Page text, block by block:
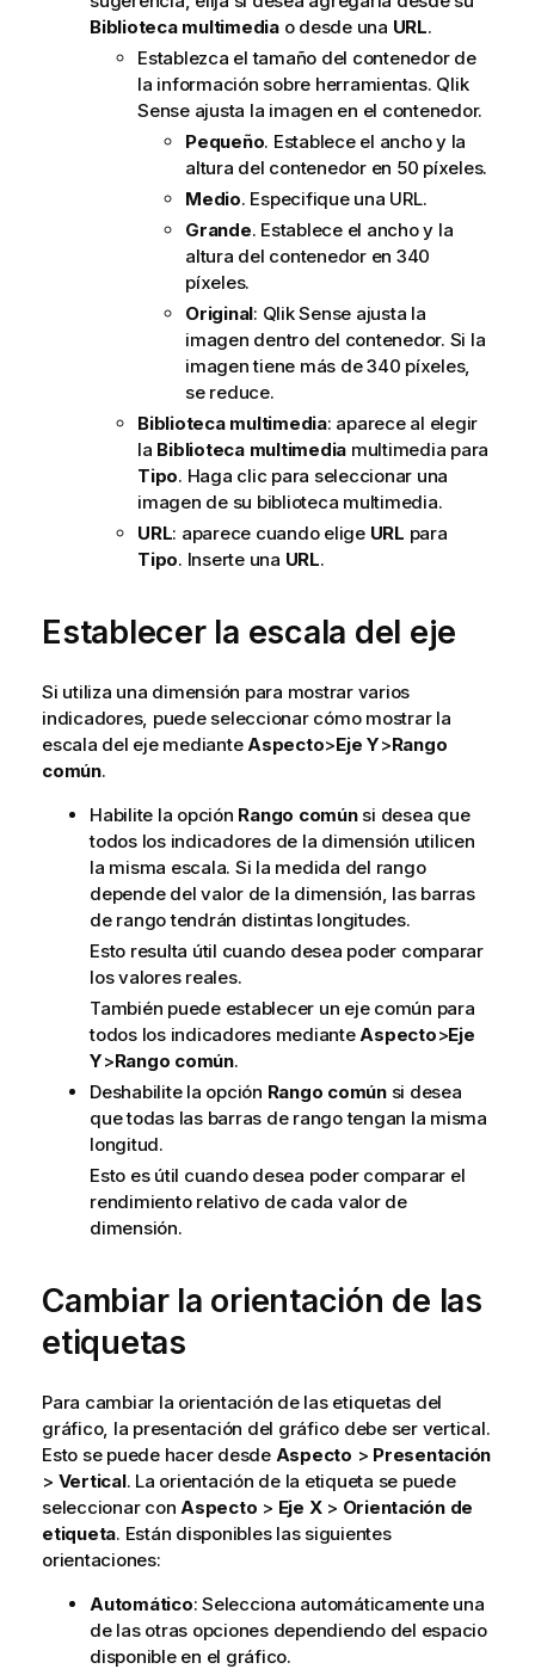
u
g
e
r
e
n
i
a
Biblioteca multimediao desde una URL.
Establezca el tamaño del contenedor de
la información sobre herramientas. Qlik
Senseajusta la imagen en el contenedor.
Pequeño. Establece el ancho y la
altura del contenedor en 50 píxeles.
Medio. Especifique una URL.
Grande. Establece el ancho y la
altura del contenedor en 340
píxeles.
Original: Qlik Sense ajusta la
imagen dentro del contenedor. Si la
imagen tiene más de 340 píxeles,
se reduce.
Biblioteca multimedia: aparece al elegir
la Biblioteca multimedia multimedia para
Tipo. Haga clic para seleccionar una
imagen de su biblioteca multimedia.
URL: aparece cuando elige URL para
Tipo. Inserte una URL.
Establecer la escala del eje
Si utiliza una dimensión para mostrar varios
indicadores, puede seleccionar cómo mostrar la
escala del eje medianteAspecto>Eje Y>Rango
común.
Habilite la opción Rango comúnsi desea que
todos los indicadores de la dimensión utilicen
la misma escala. Si la medida del rango
depende del valor de la dimensión, las barras
de rango tendrán distintas longitudes.
Esto resulta útil cuando desea poder comparar
los valores reales.
También puede establecer un eje común para
todos los indicadores medianteAspecto>Eje
Y>Rango común.
Deshabilite la opción Rango comúnsi desea
que todas las barras de rango tengan la misma
longitud.
Esto es útil cuando desea poder comparar el
rendimiento relativo de cada valor de
dimensión.
Cambiar la orientación de las
etiquetas
Para cambiar la orientación de las etiquetas del
gráfico, la presentación del gráfico debe ser vertical.
Esto se puede hacer desde Aspecto > Presentación
> Vertical. La orientación de la etiqueta se puede
seleccionar con Aspecto > Eje X> Orientación de
etiqueta. Están disponibles las siguientes
orientaciones:
Automático: Selecciona automáticamente una
de las otras opciones dependiendo del espacio
disponible en el gráfico.